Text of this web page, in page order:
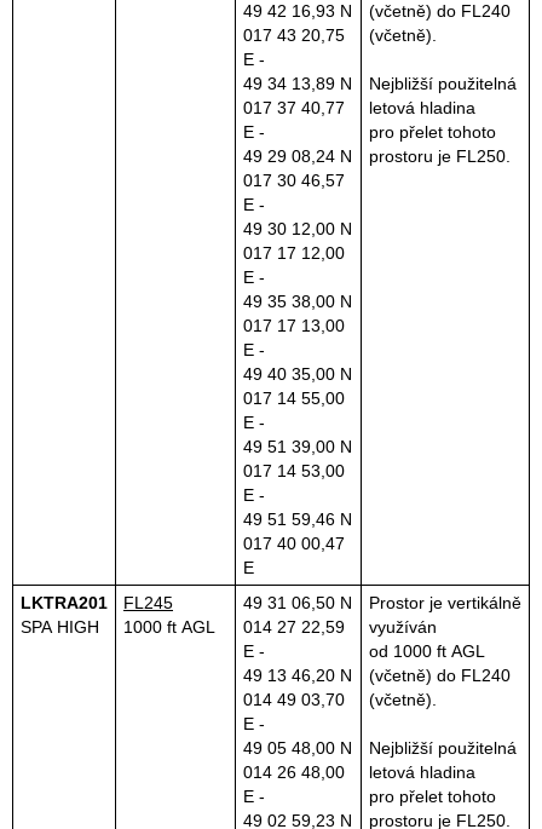
49 42 16,93 N
017 43 20,75
E -
49 34 13,89 N
017 37 40,77
E -
49 29 08,24 N
017 30 46,57
E -
49 30 12,00 N
017 17 12,00
E -
49 35 38,00 N
017 17 13,00
E -
49 40 35,00 N
017 14 55,00
E -
49 51 39,00 N
017 14 53,00
E -
49 51 59,46 N
017 40 00,47
E
(včetně) do FL240
(včetně).
Nejbližší použitelná
letová hladina
pro přelet tohoto
prostoru je FL250.
LKTRA201
SPA HIGH
FL245
1000 ft AGL
49 31 06,50 N
014 27 22,59
E -
49 13 46,20 N
014 49 03,70
E -
49 05 48,00 N
014 26 48,00
E -
49 02 59,23 N
Prostor je vertikálně
využíván
od 1000 ft AGL
(včetně) do FL240
(včetně).
Nejbližší použitelná
letová hladina
pro přelet tohoto
prostoru je FL250.